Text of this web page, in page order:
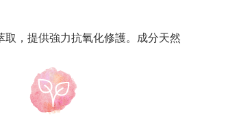
，提供強力抗氧化修護。成分天然